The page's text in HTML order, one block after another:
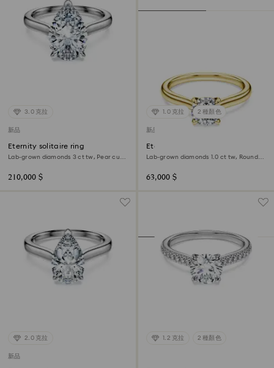
3.0 克拉
新品
Eternity solitaire ring
Lab-grown diamonds 3 ct tw, Pear cut,
210,000 $
1.0 克拉 2 種顏色
新品
Eternity solitaire ring
Lab-grown diamonds 1.0 ct tw, Round
63,000 $
2.0 克拉
新品
1.2 克拉 2 種顏色